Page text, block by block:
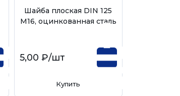
Шайба плоская DIN 125
М16, оцинкованная сталь
5,00 ₽/шт
Купить